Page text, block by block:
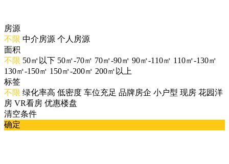
房源
不限 中介房源 个人房源
面积
不限 50㎡以下 50㎡-70㎡ 70㎡-90㎡ 90㎡-110㎡ 110㎡-130㎡
130㎡-150㎡ 150㎡-200㎡ 200㎡以上
标签
不限 绿化率高 低密度 车位充足 品牌房企 小户型 现房 花园洋
房 VR看房 优惠楼盘
清空条件
确定